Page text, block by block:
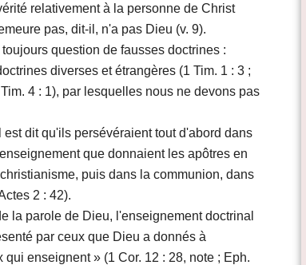
relativement à la personne de Christ
pas, dit-il, n'a pas Dieu (v. 9).
question de fausses doctrines :
diverses et étrangères (1 Tim. 1 : 3 ;
4 : 1), par lesquelles nous ne devons pas
dit qu'ils persévéraient tout d'abord dans
que donnaient les apôtres en
puis dans la communion, dans
2 : 42).
la parole de Dieu, l'enseignement doctrinal
par ceux que Dieu a donnés à
enseignent » (1 Cor. 12 : 28, note ; Eph.